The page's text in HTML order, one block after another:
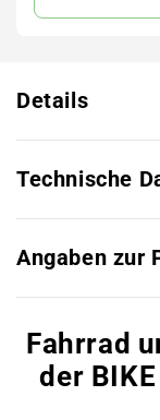
Details
Technische
Angaben zur
Fahrrad
der